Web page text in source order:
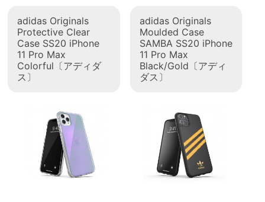
adidas Originals
Protective Clear
Case SS20 iPhone
11 Pro Max
Colorful〔アディダ
ス〕
adidas Originals
Moulded Case
SAMBA SS20 iPhone
11 Pro Max
Black/Gold〔アディ
ダス〕